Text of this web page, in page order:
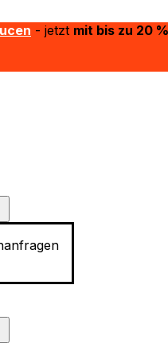
- jetzt mit bis zu 20 %